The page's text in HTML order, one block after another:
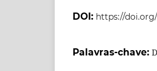
DOI: https://
Palavras-chave: